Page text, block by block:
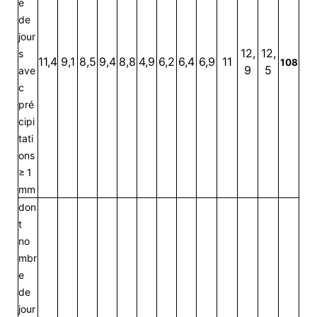
de
jour
s
ave
c
pré
cipi
tati
ons
≥ 1
mm
11,4 9,1 8,5 9,4 8,8 4,9 6,2 6,4 6,9 11
12,
9
12,
5
108
don
t
no
mbr
e
de
jour